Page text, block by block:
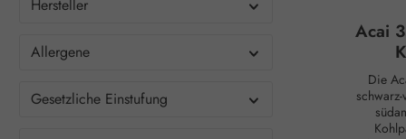
Hersteller
Allergene
Gesetzliche Einstufung
HTP
Funktion
Acai
Die